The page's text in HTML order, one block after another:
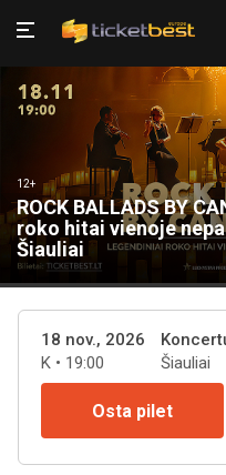
12+
ROCK BALLADS BY
roko hitai vienoje
Šiauliai
18 nov., 2026
K • 19:00
Šiauliai
Osta pilet